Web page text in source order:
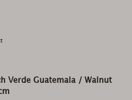
Verde Guatemala / Walnut